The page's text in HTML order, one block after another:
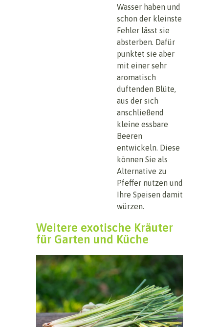
Wasser haben und
schon der kleinste
Fehler lässt sie
absterben. Dafür
punktet sie aber
mit einer sehr
aromatisch
duftenden Blüte,
aus der sich
anschließend
kleine essbare
Beeren
entwickeln. Diese
können Sie als
Alternative zu
Pfeffer nutzen und
Ihre Speisen damit
würzen.
Weitere exotische Kräuter
für Garten und Küche